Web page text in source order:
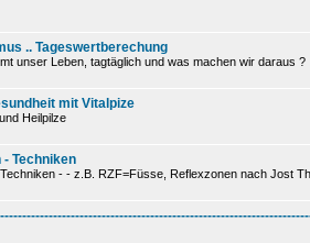
.. Tageswertberechung
unser Leben, tagtäglich und was machen wir daraus ?
mit Vitalpize
Heilpilze
- Techniken
- - z.B. RZF=Füsse, Reflexzonen nach Jost